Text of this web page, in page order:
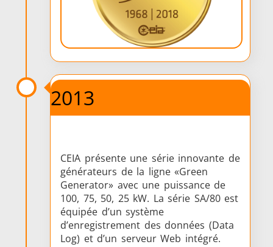
2013
CEIA présente une série innovante de
générateurs de la ligne «Green
Generator» avec une puissance de
100, 75, 50, 25 kW. La série SA/80 est
équipée d’un système
d’enregistrement des données (Data
Log) et d’un serveur Web intégré.